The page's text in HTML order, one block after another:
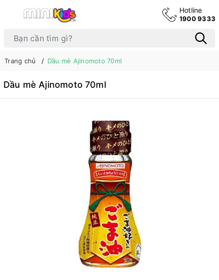
Hotline
1900 9333
Trang chủ Dầu mè Ajinomoto 70ml
Dầu mè Ajinomoto 70ml